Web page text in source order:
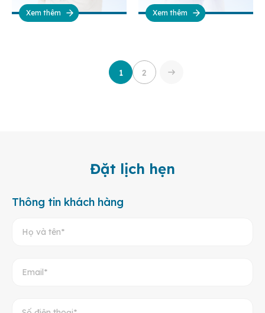
Xem thêm Xem thêm
1 2
Đặt lịch hẹn
Thông tin khách hàng